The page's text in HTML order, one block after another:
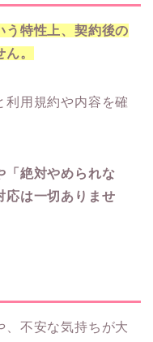
う特性上、契約後の
。
利用規約や内容を確
「絶対やめられな
応は一切ありませ
、不安な気持ちが大